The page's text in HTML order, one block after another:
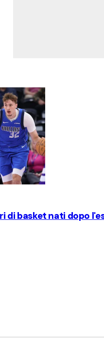
di basket nati dopo